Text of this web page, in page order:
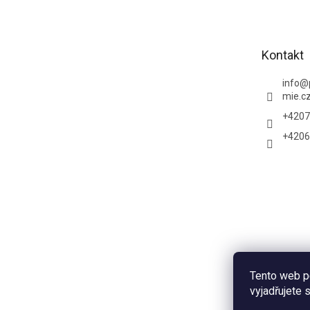
Tento web
vyjadřujete
Kontakt
info@
mie.cz